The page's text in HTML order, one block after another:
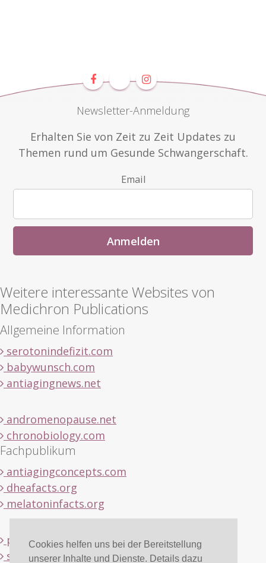
Cookies helfen uns bei der Bereitstellung
unserer Inhalte und Dienste. Details dazu
Newsletter-Anmeldung
Erhalten Sie von Zeit zu Zeit Updates zu
Themen rund um Gesunde Schwangerschaft.
Email
Weitere interessante Websites von
Medichron Publications
Allgemeine Information
serotonindefizit.com
babywunsch.com
antiagingnews.net
andromenopause.net
chronobiology.com
Fachpublikum
antiagingconcepts.com
dheafacts.org
melatoninfacts.org
pregnenolonfacts.org
serotoninfacts.org